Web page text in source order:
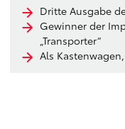
Dritte Ausgabe
Gewinner der
„Transporter“
Als